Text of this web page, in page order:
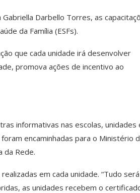
Darbello Torres, as
da Família (ESFs).
que cada unidade irá desenvolver
promova ações de incentivo ao
informativas nas escolas, unidades
encaminhadas para o Ministério
da Rede.
em cada unidade. “Tudo será
as unidades recebem o